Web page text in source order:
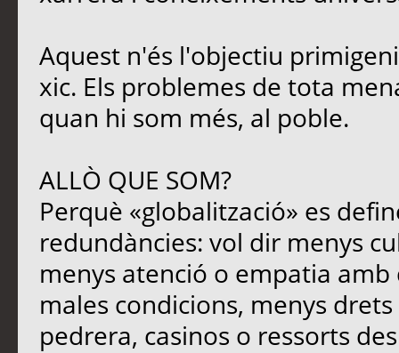
Aquest n'és l'objectiu
xic. Els problemes de tota
quan hi som més, al poble.
ALLÒ QUE SOM?
Perquè «globalització» es
redundàncies: vol dir menys
menys atenció o empatia
males condicions, menys
pedrera, casinos o ressorts